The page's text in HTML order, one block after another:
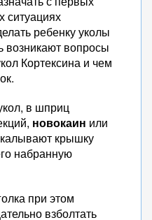
ситуациях
ребенку уколы
возникают вопросы
Кортексина и чем
в шприц
новокаин или
крышку
набранную
при этом
взболтать